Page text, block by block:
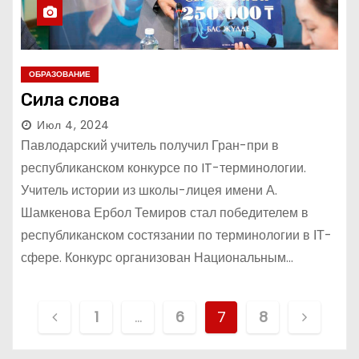
ОБРАЗОВАНИЕ
Сила слова
Июл 4, 2024
Павлодарский учитель получил Гран-при в
республиканском конкурсе по IT-терминологии.
Учитель истории из школы-лицея имени А.
Шамкенова Ербол Темиров стал победителем в
республиканском состязании по терминологии в ІТ-
сфере. Конкурс организован Национальным…
1 … 6 7 8